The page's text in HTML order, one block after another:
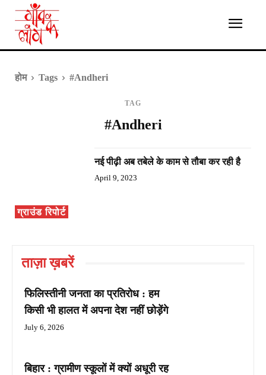
होम Tags #Andheri
TAG
#Andheri
ग्राउंड रिपोर्ट
नई पीढ़ी अब तबेले के काम से तौबा कर रही है
April 9, 2023
ताज़ा ख़बरें
फिलिस्तीनी जनता का प्रतिरोध : हम
किसी भी हालत में अपना देश नहीं छोड़ेंगे
July 6, 2026
बिहार : ग्रामीण स्कूलों में क्यों अधूरी रह